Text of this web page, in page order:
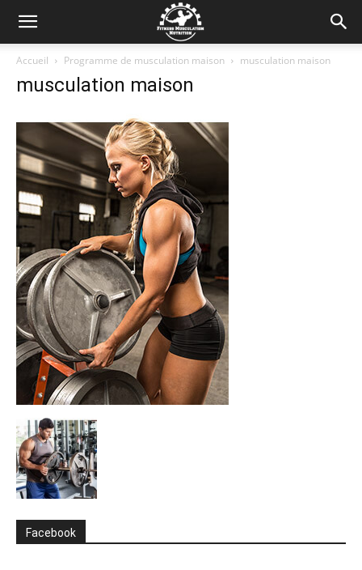
Accueil Programme de musculation maison musculation maison
musculation maison
Facebook